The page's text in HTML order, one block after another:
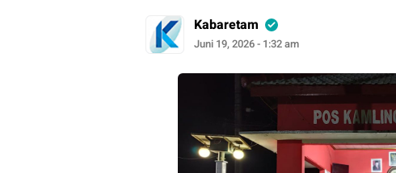
Kabaretam
Juni 19, 2026 - 1:32 am